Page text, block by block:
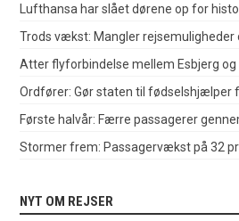
Lufthansa har slået dørene op for
Trods vækst: Mangler rejsemuligheder
Atter flyforbindelse mellem Esbjerg og
Ordfører: Gør staten til fødselshjælper
Første halvår: Færre passagerer
Stormer frem: Passagervækst på 32
NYT OM REJSER